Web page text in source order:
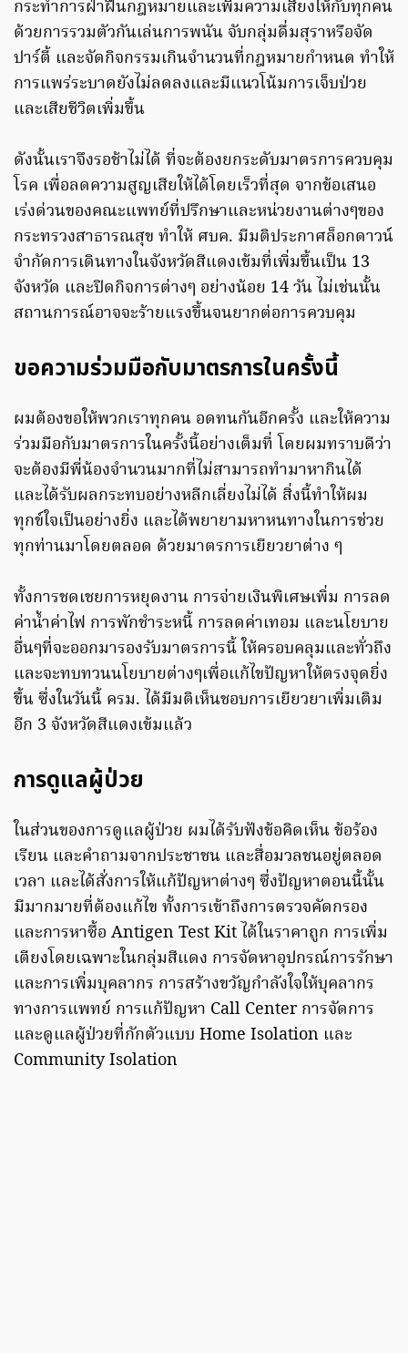
กระทำการฝ่าฝืนกฎหมายและเพิ่มความเสี่ยงให้กับทุกคน
ด้วยการรวมตัวกันเล่นการพนัน จับกลุ่มดื่มสุราหรือจัด
ปาร์ตี้ และจัดกิจกรรมเกินจำนวนที่กฎหมายกำหนด ทำให้
การแพร่ระบาดยังไม่ลดลงและมีแนวโน้มการเจ็บป่วย
และเสียชีวิตเพิ่มขึ้น
ดังนั้นเราจึงรอช้าไม่ได้ ที่จะต้องยกระดับมาตรการควบคุม
โรค เพื่อลดความสูญเสียให้ได้โดยเร็วที่สุด จากข้อเสนอ
เร่งด่วนของคณะแพทย์ที่ปรึกษาและหน่วยงานต่างๆของ
กระทรวงสาธารณสุข ทำให้ ศบค. มีมติประกาศล็อกดาวน์
จำกัดการเดินทางในจังหวัดสีแดงเข้มที่เพิ่มขึ้นเป็น 13
จังหวัด และปิดกิจการต่างๆ อย่างน้อย 14 วัน ไม่เช่นนั้น
สถานการณ์อาจจะร้ายแรงขึ้นจนยากต่อการควบคุม
ขอความร่วมมือกับมาตรการในครั้งนี้
ผมต้องขอให้พวกเราทุกคน อดทนกันอีกครั้ง และให้ความ
ร่วมมือกับมาตรการในครั้งนี้อย่างเต็มที่ โดยผมทราบดีว่า
จะต้องมีพี่น้องจำนวนมากที่ไม่สามารถทำมาหากินได้
และได้รับผลกระทบอย่างหลีกเลี่ยงไม่ได้ สิ่งนี้ทำให้ผม
ทุกข์ใจเป็นอย่างยิ่ง และได้พยายามหาหนทางในการช่วย
ทุกท่านมาโดยตลอด ด้วยมาตรการเยียวยาต่าง ๆ
ทั้งการชดเชยการหยุดงาน การจ่ายเงินพิเศษเพิ่ม การลด
ค่าน้ำค่าไฟ การพักชำระหนี้ การลดค่าเทอม และนโยบาย
อื่นๆที่จะออกมารองรับมาตรการนี้ ให้ครอบคลุมและทั่วถึง
และจะทบทวนนโยบายต่างๆเพื่อแก้ไขปัญหาให้ตรงจุดยิ่ง
ขึ้น ซึ่งในวันนี้ ครม. ได้มีมติเห็นชอบการเยียวยาเพิ่มเติม
อีก 3 จังหวัดสีแดงเข้มแล้ว
การดูแลผู้ป่วย
ในส่วนของการดูแลผู้ป่วย ผมได้รับฟังข้อคิดเห็น ข้อร้อง
เรียน และคำถามจากประชาชน และสื่อมวลชนอยู่ตลอด
เวลา และได้สั่งการให้แก้ปัญหาต่างๆ ซึ่งปัญหาตอนนี้นั้น
มีมากมายที่ต้องแก้ไข ทั้งการเข้าถึงการตรวจคัดกรอง
และการหาซื้อ Antigen Test Kit ได้ในราคาถูก การเพิ่ม
เตียงโดยเฉพาะในกลุ่มสีแดง การจัดหาอุปกรณ์การรักษา
และการเพิ่มบุคลากร การสร้างขวัญกำลังใจให้บุคลากร
ทางการแพทย์ การแก้ปัญหา Call Center การจัดการ
และดูแลผู้ป่วยที่กักตัวแบบ Home Isolation และ
Community Isolation